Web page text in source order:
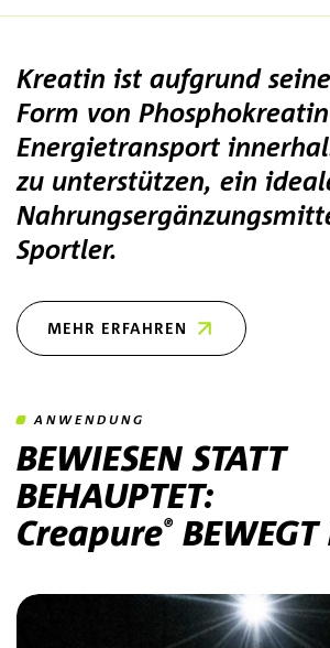
Kreatin ist aufgrund
Form von
Energietransport
zu unterstützen, ein
Sportler.
MEHR ERFAHREN
ANWENDUNG
BEWIESEN STATT
BEHAUPTET:
Creapure®
Slider überspringen